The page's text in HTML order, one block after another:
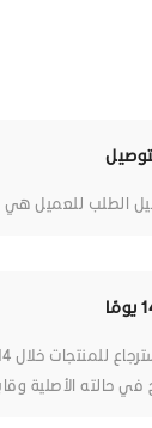
هي 48 ساعه من تاريخ الطلب .
حالته الأصلية